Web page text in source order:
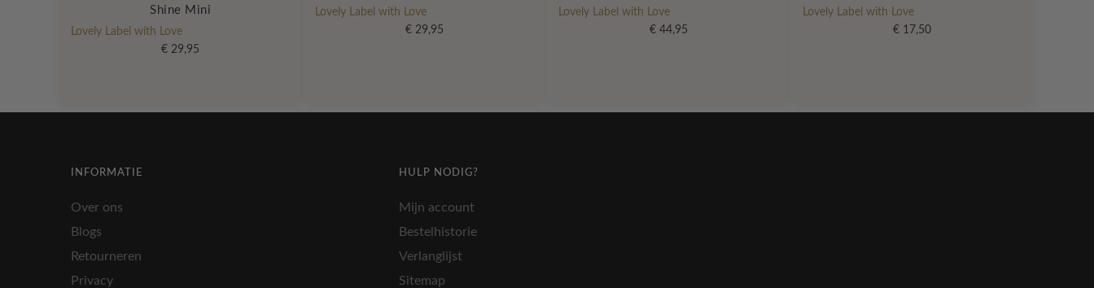
Shine Mini
Lovely Label with Love
€ 29,95
Lovely Label with Love
€29,95
Lovely Label with Love
€44,95
Lovely Label with Love
€ 17,50
INFORMATIE
Over ons
Blogs
Retourneren
Privacy
HULP NODIG?
Mijn account
Bestelhistorie
Verlanglijst
Sitemap